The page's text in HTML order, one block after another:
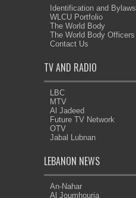
Identification and Bylaws
WLCU Portfolio
The World Body
The World Body Officers
Contact Us
TV AND RADIO
LBC
MTV
Al Jadeed
Future TV Network
OTV
Jabal Lubnan
LEBANON NEWS
An-Nahar
Al Joumhouria